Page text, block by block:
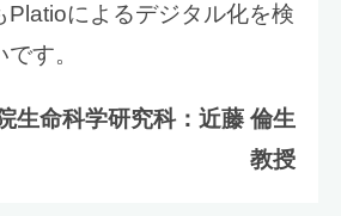
Platioによるデジタル化を検
す。
生命科学研究科：近藤 倫生
教授